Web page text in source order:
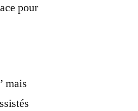
pour
mais